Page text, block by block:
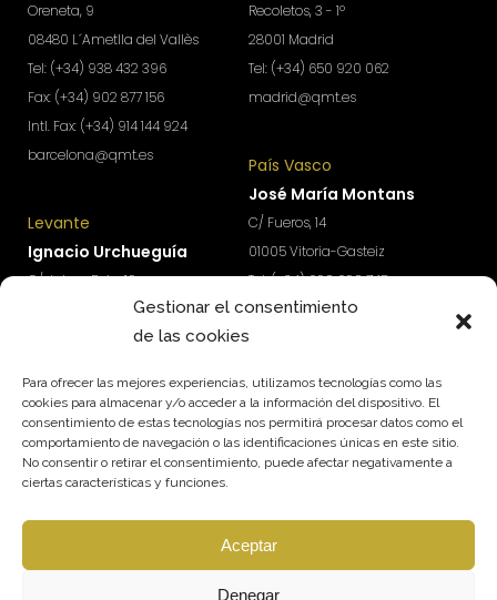
Gestionar el consentimiento
de las cookies
Para ofrecer las mejores experiencias, utilizamos tecnologías como las
cookies para almacenar y/o acceder a la información del dispositivo. El
consentimiento de estas tecnologías nos permitirá procesar datos como el
comportamiento de navegación o las identificaciones únicas en este sitio.
No consentir o retirar el consentimiento, puede afectar negativamente a
ciertas características y funciones.
Aceptar
Denegar
Oreneta, 9
08480 L´Ametlla del Vallès
Tel: (+34) 938 432 396
Fax: (+34) 902 877 156
Intl. Fax: (+34) 914 144 924
barcelona@qmt.es
Levante
Ignacio Urchueguía
C/ Jaime Roig, 19
Tel: (+34) 674 570 918
Recoletos, 3 - 1º
28001 Madrid
Tel: (+34) 650 920 062
madrid@qmt.es
País Vasco
José María Montans
C/ Fueros, 14
01005 Vitoria-Gasteiz
Tel: (+34) 690 690 745
paisvasco@qmt.es
¿Quieres acceder a contenidos exclusivos para
impulsar el crecimiento y rentabilidad de tu
empresa?
Suscríbete a nuestra newsletter.
SUSCRÍBETE